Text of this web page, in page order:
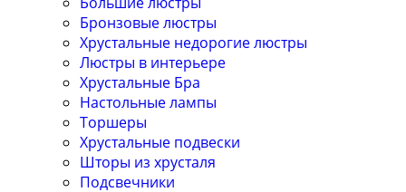
Бронзовые люстры
Хрустальные недорогие люстры
Люстры в интерьере
Хрустальные Бра
Настольные лампы
Торшеры
Хрустальные подвески
Шторы из хрусталя
Подсвечники